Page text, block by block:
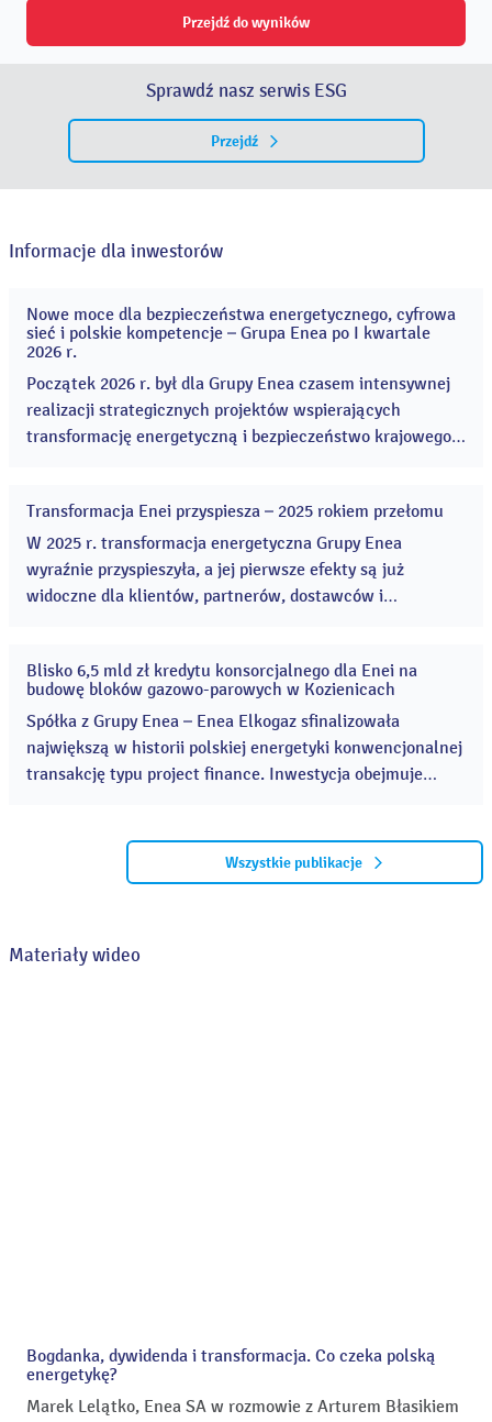
Przejdź do wyników
Sprawdź nasz serwis ESG
Przejdź
Informacje dla inwestorów
20
maj
Nowe moce dla bezpieczeństwa energetycznego, cyfrowa
sieć i polskie kompetencje – Grupa Enea po I kwartale
2026 r.
Początek 2026 r. był dla Grupy Enea czasem intensywnej
realizacji strategicznych projektów wspierających
transformację energetyczną i bezpieczeństwo krajowego
inwestycję wspierającą bezpieczeństwo energetyczne. ...
13
Transformacja Enei przyspiesza – 2025 rokiem przełomu
W 2025 r. transformacja energetyczna Grupy Enea
wyraźnie przyspieszyła, a jej pierwsze efekty są już
widoczne dla klientów, partnerów, dostawców i
odnawialne źródła energii i modernizację sieci
dystrybucyjnej. ...
Blisko 6,5 mld zł kredytu konsorcjalnego dla Enei na
budowę bloków gazowo-parowych w Kozienicach
Spółka z Grupy Enea – Enea Elkogaz sfinalizowała
największą w historii polskiej energetyki konwencjonalnej
transakcję typu project finance. Inwestycja obejmuje
Wszystkie publikacje
Materiały wideo
Bogdanka, dywidenda i transformacja. Co czeka polską
energetykę?
Marek Lelątko, Enea SA w rozmowie z Arturem Błasikiem